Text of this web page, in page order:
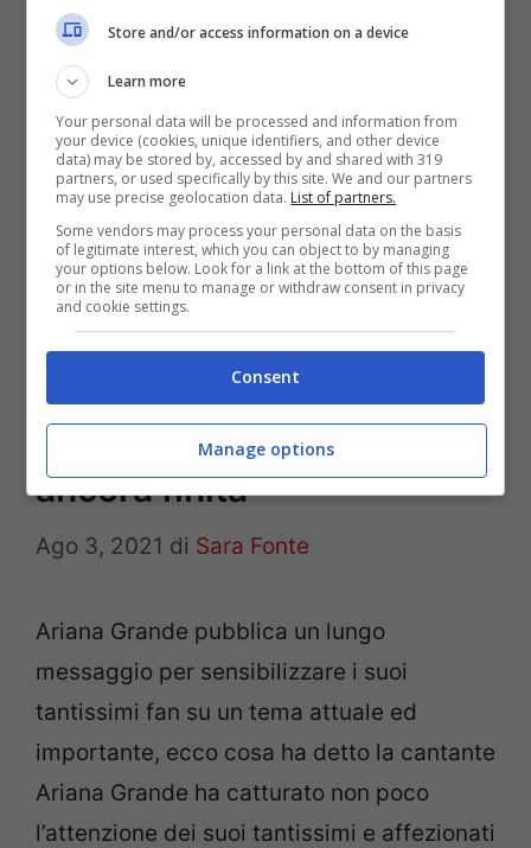
tanto, di che si tratta Da
poco Sangiovanni ha rilasciato
un’intervista al magazine digitale
Outpump, dove ha parlato della
mascolinità tossica e del suo lato
espresso il suo pensiero …Leggi tutto
Ariana Grande, il
messaggio è
inequivocabile: “Non è
ancora finita”
Ago 3, 2021 di Sara Fonte
Ariana Grande pubblica un lungo
messaggio per sensibilizzare i suoi
tantissimi fan su un tema attuale ed
importante, ecco cosa ha detto la cantante
Ariana Grande ha catturato non poco
l’attenzione dei suoi tantissimi e affezionati
Store and/or access information on a device
Learn more
Your personal data will be processed and information from
your device (cookies, unique identifiers, and other device
data) may be stored by, accessed by and shared with 319
partners, or used specifically by this site. We and our partners
may use precise geolocation data. List of partners.
Some vendors may process your personal data on the basis
of legitimate interest, which you can object to by managing
your options below. Look for a link at the bottom of this page
or in the site menu to manage or withdraw consent in privacy
and cookie settings.
Consent
Manage options